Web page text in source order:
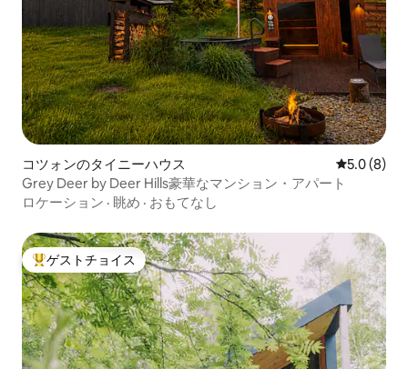
コツォンのタイニーハウス レビュー8
5.0 (8)
Grey Deer by Deer Hills豪華なマンション・アパート
ロケーション · 眺め · おもてなし
大好評のゲストチョイスです。
ゲストチョイス